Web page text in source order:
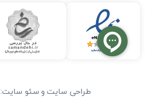
طراحی سایت و سئو سایت: